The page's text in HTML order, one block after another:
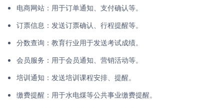
电商网站：用于订单通知、支付确认等。
订票信息：发送订票确认、行程提醒等。
分数查询：教育行业用于发送考试成绩。
会员服务：用于会员通知、营销活动等。
培训通知：发送培训课程安排、提醒。
缴费提醒：用于水电煤等公共事业缴费提醒。